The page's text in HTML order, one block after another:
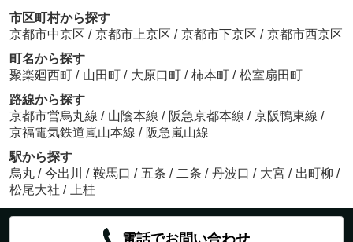
市区町村から探す
京都市中京区 / 京都市上京区 / 京都市下京区 / 京都市西京区
町名から探す
聚楽廻西町 / 山田町 / 大原口町 / 柿本町 / 松室扇田町
路線から探す
京都市営烏丸線 / 山陰本線 / 阪急京都本線 / 京阪鴨東線 /
京福電気鉄道嵐山本線 / 阪急嵐山線
駅から探す
烏丸 / 今出川 / 鞍馬口 / 五条 / 二条 / 丹波口 / 大宮 / 出町柳 /
松尾大社 / 上桂
電話でお問い合わせ